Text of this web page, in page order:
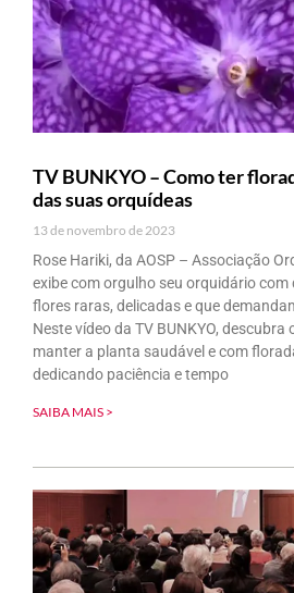
TV BUNKYO – Como ter
das suas orquídeas
13 de novembro de 2023
Rose Hariki, da AOSP – Associação
exibe com orgulho seu orquidário com
flores raras, delicadas e que
Neste vídeo da TV BUNKYO, descubra
manter a planta saudável e com
dedicando paciência e tempo
SAIBA MAIS >